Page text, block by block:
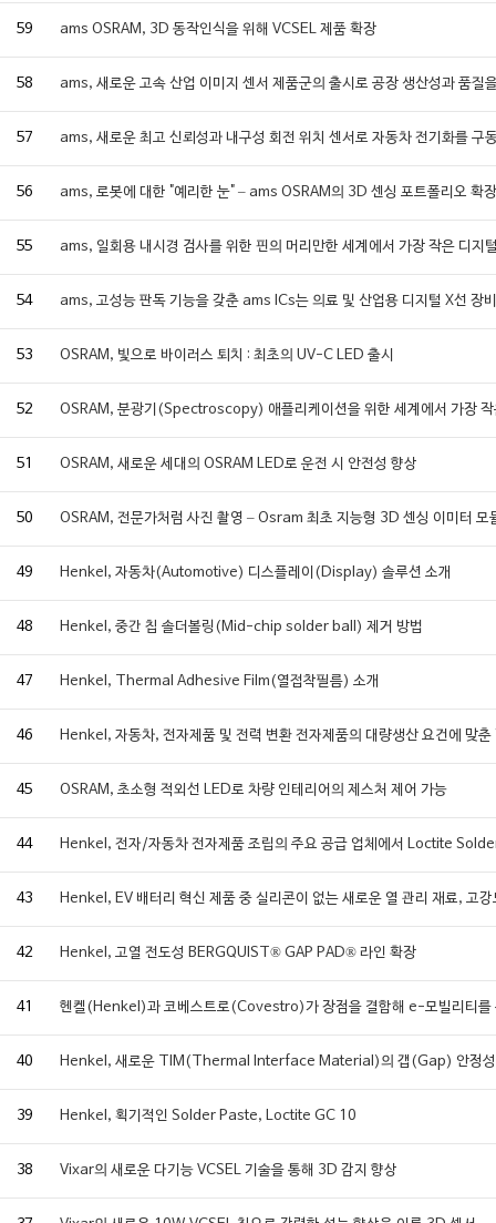
59 ams OSRAM, 3D 동작인식을 위해 VCSEL 제품 확장
58 ams, 새로운 고속 산업 이미지 센서 제품군의 출시로 공장 생산성과 품질
57 ams, 새로운 최고 신뢰성과 내구성 회전 위치 센서로 자동차 전기화를 구
56 ams, 로봇에 대한 "예리한 눈" – ams OSRAM의 3D 센싱 포트폴리오 확장
55 ams, 일회용 내시경 검사를 위한 핀의 머리만한 세계에서 가장 작은 디지
54 ams, 고성능 판독 기능을 갖춘 ams ICs는 의료 및 산업용 디지털 X선 장
53 OSRAM, 빛으로 바이러스 퇴치 : 최초의 UV-C LED 출시
52 OSRAM, 분광기(Spectroscopy) 애플리케이션을 위한 세계에서 가장 작
51 OSRAM, 새로운 세대의 OSRAM LED로 운전 시 안전성 향상
50 OSRAM, 전문가처럼 사진 촬영 – Osram 최초 지능형 3D 센싱 이미터 모
49 Henkel, 자동차(Automotive) 디스플레이(Display) 솔루션 소개
48 Henkel, 중간 칩 솔더볼링(Mid-chip solder ball) 제거 방법
47 Henkel, Thermal Adhesive Film(열접착필름) 소개
46 Henkel, 자동차, 전자제품 및 전력 변환 전자제품의 대량생산 요건에 맞
45 OSRAM, 초소형 적외선 LED로 차량 인테리어의 제스처 제어 가능
44 Henkel, 전자/자동차 전자제품 조립의 주요 공급 업체에서 Loctite
43 Henkel, EV 배터리 혁신 제품 중 실리콘이 없는 새로운 열 관리 재료, 고
42 Henkel, 고열 전도성 BERGQUIST® GAP PAD® 라인 확장
41 헨켈(Henkel)과 코베스트로(Covestro)가 장점을 결합해 e-모빌리티를
40 Henkel, 새로운 TIM(Thermal Interface Material)의 갭(Gap) 안정성
39 Henkel, 획기적인 Solder Paste, Loctite GC 10
38 Vixar의 새로운 다기능 VCSEL 기술을 통해 3D 감지 향상